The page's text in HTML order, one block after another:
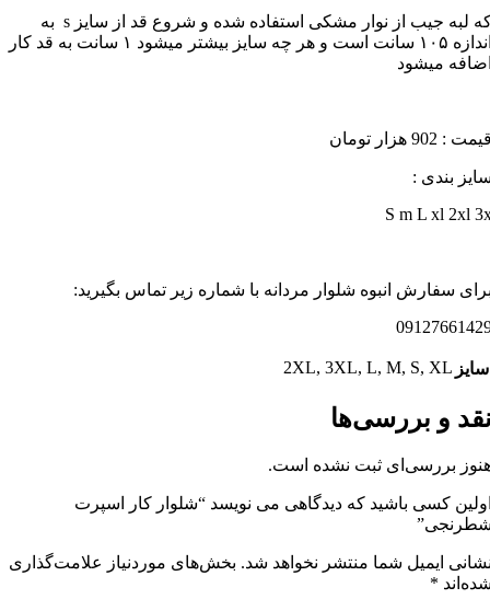
که لبه جیب از نوار مشکی استفاده شده و شروع قد از سایز s به
اندازه ۱۰۵ سانت است و هر چه سایز بیشتر میشود ۱ سانت به قد کار
میشود
: 902 هزار تومان
بندی :
S m L xl 2xl
سفارش انبوه شلوار مردانه با شماره زیر تماس بگیرید:
سایز 2XL, 3XL, L, M, S, XL
و بررسی‌ها
بررسی‌ای ثبت نشده است.
کسی باشید که دیدگاهی می نویسد “شلوار کار اسپرت
ایمیل شما منتشر نخواهد شد. بخش‌های موردنیاز علامت‌گذاری
*